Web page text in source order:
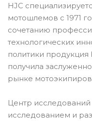
HJC
мотошлемов с 1971
сочетанию
технологических
политики продукция
получила
рынке
Центр исследований
исследованием и